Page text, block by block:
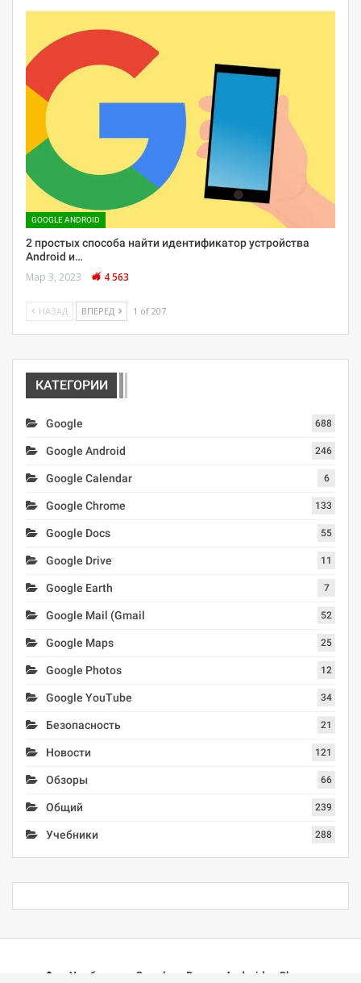
GOOGLE ANDROID
2 простых способа найти идентификатор устройства
Android и…
Мар 3, 2023 4 563
НАЗАД ВПЕРЕД 1 of 207
КАТЕГОРИИ
Google 688
Google Android 246
Google Calendar 6
Google Chrome 133
Google Docs 55
Google Drive 11
Google Earth 7
Google Mail (Gmail 52
Google Maps 25
Google Photos 12
Google YouTube 34
Безопасность 21
Новости 121
Обзоры 66
Общий 239
Учебники 288
Учебники Google Docs Android Chrome